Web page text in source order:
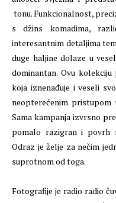
tonu. Funkcionalnost,
s džins komadima,
interesantnim detaljima
duge haljine dolaze u
dominantan. Ovu
koja iznenađuje i veseli
neopterećenim
Sama kampanja izvrsno
pomalo razigran i povrh
Odraz je želje za nečim
suprotnom od toga.
Fotografije je radio radio